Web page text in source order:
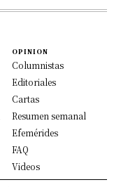
OPINION
Columnistas
Editoriales
Cartas
Resumen semanal
Efemérides
FAQ
Videos